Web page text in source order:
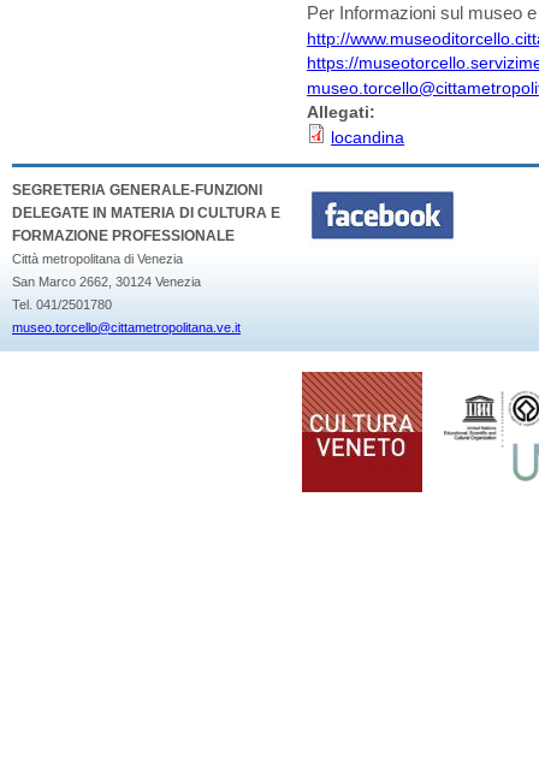
Per Informazioni sul museo
http://
https://
Allegati:
locandina
SEGRETERIA GENERALE-FUNZIONI
DELEGATE IN MATERIA DI CULTURA E
FORMAZIONE PROFESSIONALE
Città metropolitana di Venezia
San Marco 2662, 30124 Venezia
Tel. 041/2501780
museo.torcello@cittametropolitana.ve.it